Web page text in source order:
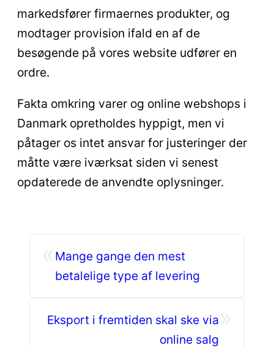
markedsfører firmaernes produkter, og
modtager provision ifald en af de
besøgende på vores website udfører en
ordre.
Fakta omkring varer og online webshops i
Danmark opretholdes hyppigt, men vi
påtager os intet ansvar for justeringer der
måtte være iværksat siden vi senest
opdaterede de anvendte oplysninger.
Mange gange den mest
betalelige type af levering
Eksport i fremtiden skal ske via
online salg